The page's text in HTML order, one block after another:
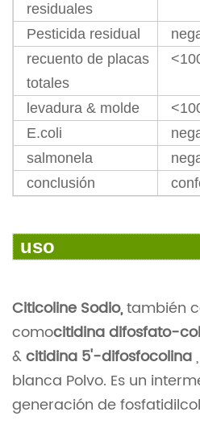
residuales
Pesticida residual
recuento de placas
totales
levadura & molde
E.coli
salmonela
conclusión
uso
Citicoline Sodio,también
comocitidina difosfato-
&citidina 5'-difosfocolina
blanca Polvo. Es un
generación de